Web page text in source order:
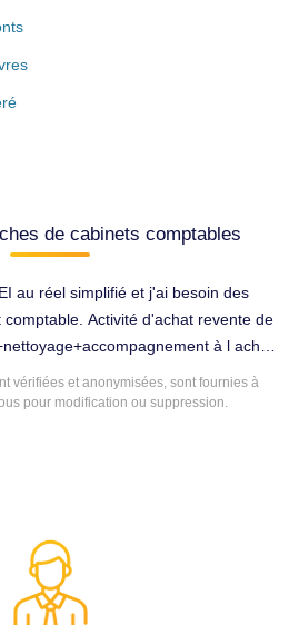
de cabinets comptables
au réel simplifié et j'ai besoin des
Activité d'achat revente de
à l achat
2 formules pour choisir :1 ) vous
) ma femme étant comptable
vérifiées et anonymisées, sont fournies à
pour modification ou suppression.